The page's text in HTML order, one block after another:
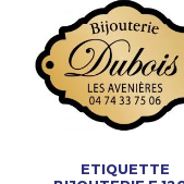
ETIQUETTE